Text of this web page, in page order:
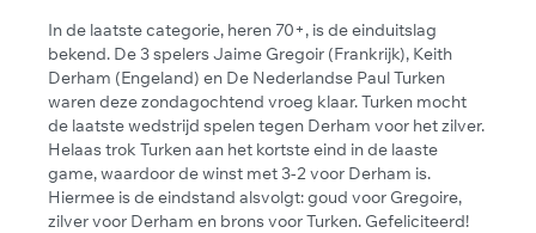
In de laatste categorie, heren 70+, is de einduitslag
bekend. De 3 spelers Jaime Gregoir (Frankrijk), Keith
Derham (Engeland) en De Nederlandse Paul Turken
waren deze zondagochtend vroeg klaar. Turken mocht
de laatste wedstrijd spelen tegen Derham voor het zilver.
Helaas trok Turken aan het kortste eind in de laaste
game, waardoor de winst met 3-2 voor Derham is.
Hiermee is de eindstand alsvolgt: goud voor Gregoire,
zilver voor Derham en brons voor Turken. Gefeliciteerd!